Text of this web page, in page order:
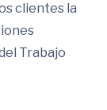
clientes la
Trabajo